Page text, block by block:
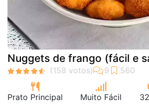
Nuggets de frango (fácil e
Prato Principal Muito Fácil